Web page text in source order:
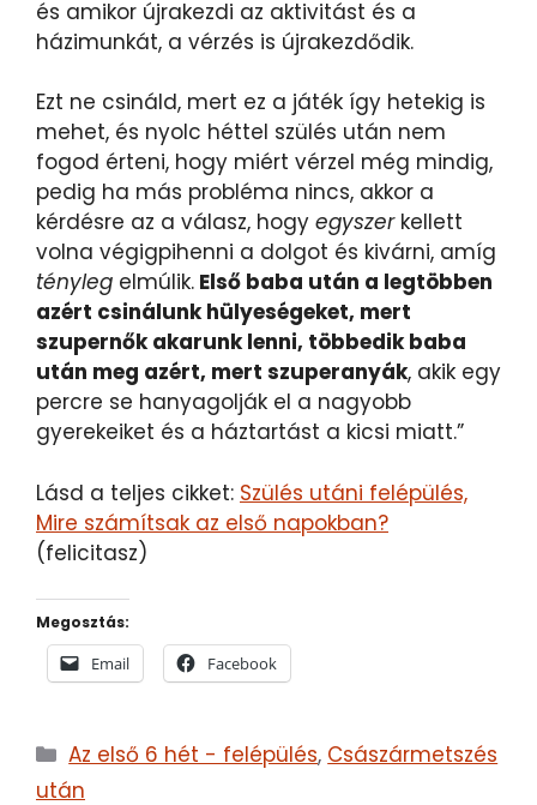
és amikor újrakezdi az aktivitást és a
házimunkát, a vérzés is újrakezdődik.
Ezt ne csináld, mert ez a játék így hetekig is
mehet, és nyolc héttel szülés után nem
fogod érteni, hogy miért vérzel még mindig,
pedig ha más probléma nincs, akkor a
kérdésre az a válasz, hogy egyszerkellett
volna végigpihenni a dolgot és kivárni, amíg
tényleg elmúlik. Első baba után a legtöbben
azért csinálunk hülyeségeket, mert
szupernők akarunk lenni, többedik baba
után meg azért, mert szuperanyák, akik egy
percre se hanyagolják el a nagyobb
gyerekeiket és a háztartást a kicsi miatt.”
Lásd a teljes cikket: Szülés utáni felépülés,
Mire számítsak az első napokban?
(felicitasz)
Megosztás:
Email Facebook
Kategória
Az első 6 hét - felépülés, Császármetszés
után